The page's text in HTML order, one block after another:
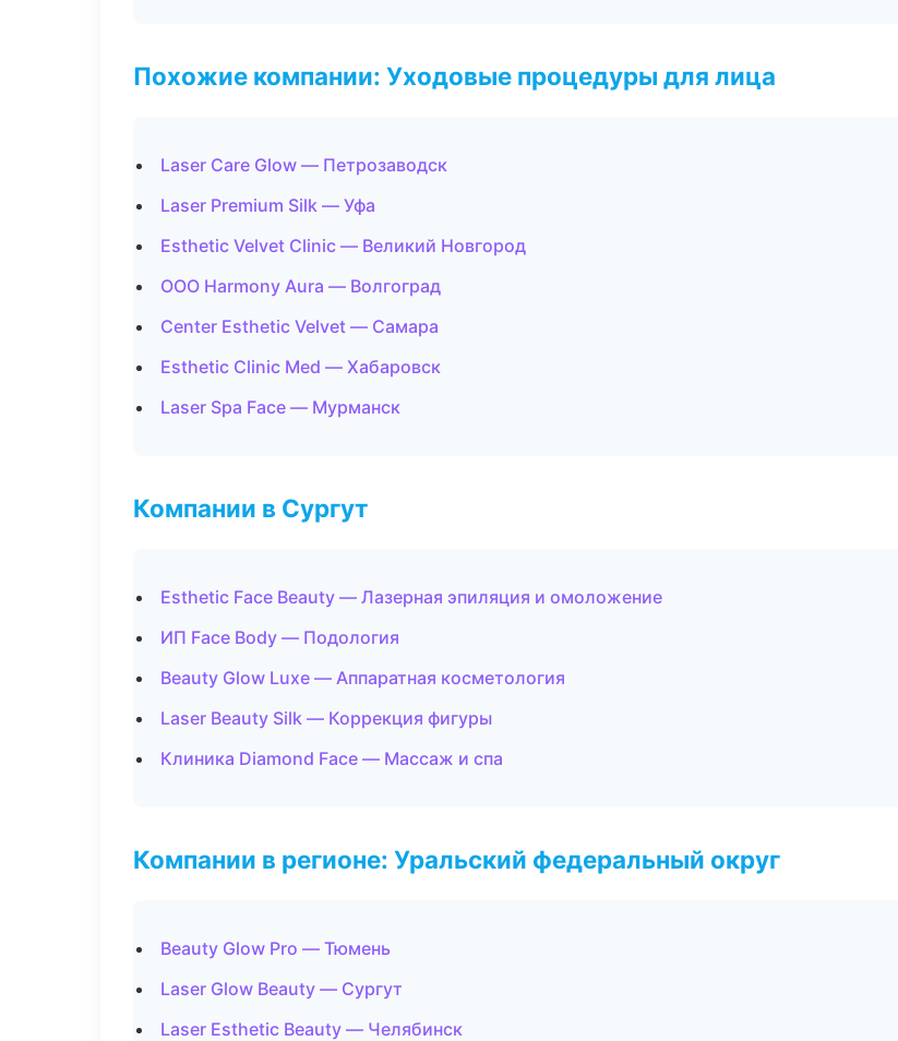
Похожие компании: Уходовые процедуры для лица
Laser Care Glow — Петрозаводск
Laser Premium Silk — Уфа
Esthetic Velvet Clinic — Великий Новгород
ООО Harmony Aura — Волгоград
Center Esthetic Velvet — Самара
Esthetic Clinic Med — Хабаровск
Laser Spa Face — Мурманск
Компании в Сургут
Esthetic Face Beauty — Лазерная эпиляция и омоложение
ИП Face Body — Подология
Beauty Glow Luxe — Аппаратная косметология
Laser Beauty Silk — Коррекция фигуры
Клиника Diamond Face — Массаж и спа
Компании в регионе: Уральский федеральный округ
Beauty Glow Pro — Тюмень
Laser Glow Beauty — Сургут
Laser Esthetic Beauty — Челябинск